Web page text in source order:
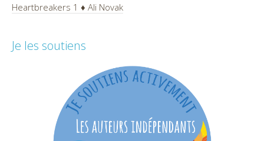
Heartbreakers 1 ♦ Ali Novak
Je les soutiens